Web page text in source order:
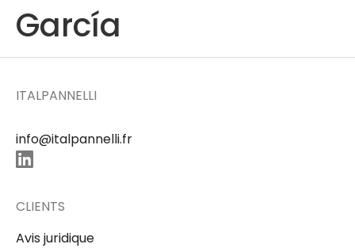
García
ITALPANNELLI
info@italpannelli.fr
CLIENTS
Avis juridique